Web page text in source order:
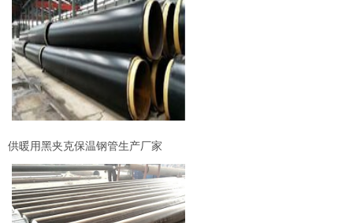
供暖用黑夹克保温钢管生产厂家